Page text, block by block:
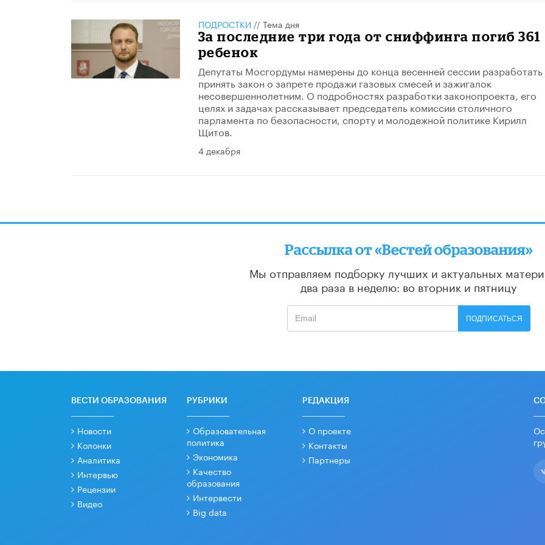
ПОДРОСТКИ // Тема дня
За последние три года от сниффинга погиб 361
ребенок
Депутаты Мосгордумы намерены до конца весенней сессии разработать
принять закон о запрете продажи газовых смесей и зажигалок
несовершеннолетним. О подробностях разработки законопроекта, его
целях и задачах рассказывает председатель комиссии столичного
парламента по безопасности, спорту и молодежной политике Кирилл
Щитов.
4 декабря
Рассылка от «Вестей образования»
Мы отправляем подборку лучших и актуальных
два раза в неделю: во вторник и пятницу
ПОДПИСАТЬСЯ
ВЕСТИ ОБРАЗОВАНИЯ
Новости
Колонки
Аналитика
Интервью
Рецензии
Видео
РУБРИКИ
Образовательная
политика
Экономика
Качество
образования
Интервести
Big data
РЕДАКЦИЯ
О проекте
Контакты
Партнеры